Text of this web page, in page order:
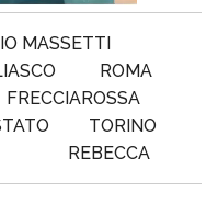
MASSETTI
ROMA
FRECCIAROSSA
TORINO
REBECCA